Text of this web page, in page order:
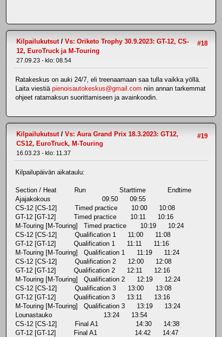
#18
Kilpailukutsut/ Vs: Oriketo Trophy 30.9.2023: GT-12, CS-
12, EuroTruck ja M-Touring
27.09.23 - klo: 08.54
Ratakeskus on auki 24/7, eli treenaamaan saa tulla vaikka yöllä.
Laita viestiä pienoisautokeskus@gmail.com niin annan tarkemmat
ohjeet ratamaksun suorittamiseen ja avainkoodin.
#19
Kilpailukutsut/ Vs: Aura Grand Prix 18.3.2023: GT12,
CS12, EuroTruck, M-Touring
16.03.23 - klo: 11.37
Kilpailupäivän aikataulu:
Section / Heat Run Starttime Endtime
Ajajakokous 09:50 09:55
CS-12 [CS-12] Timed practice 10:00 10:08
GT-12 [GT-12] Timed practice 10:11 10:16
M-Touring [M-Touring] Timed practice 10:19 10:24
CS-12 [CS-12] Qualification 1 11:00 11:08
GT-12 [GT-12] Qualification 1 11:11 11:16
M-Touring [M-Touring] Qualification 1 11:19 11:24
CS-12 [CS-12] Qualification 2 12:00 12:08
GT-12 [GT-12] Qualification 2 12:11 12:16
M-Touring [M-Touring] Qualification 2 12:19 12:24
CS-12 [CS-12] Qualification 3 13:00 13:08
GT-12 [GT-12] Qualification 3 13:11 13:16
M-Touring [M-Touring] Qualification 3 13:19 13:24
Lounastauko 13:24 13:54
CS-12 [CS-12] Final A1 14:30 14:38
GT-12 [GT-12] Final A1 14:42 14:47